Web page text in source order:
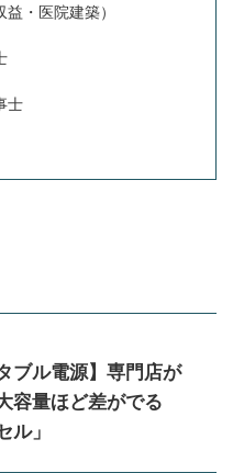
益・医院建築）
士
ブル電源】専門店が
容量ほど差がでる
ル」